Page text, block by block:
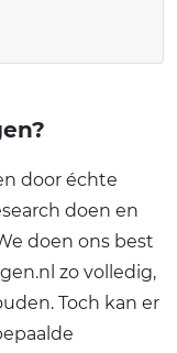
door échte
doen en
doen ons best
zo volledig,
Toch kan er